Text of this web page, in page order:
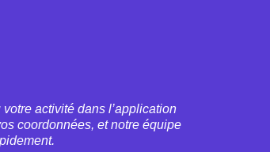
activité dans l’application
coordonnées, et notre équipe